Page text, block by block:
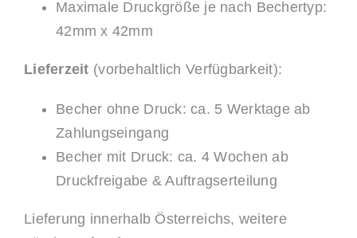
Maximale Druckgröße je nach Bechertyp:
42mm x 42mm
Lieferzeit (vorbehaltlich Verfügbarkeit):
Becher ohne Druck: ca. 5 Werktage ab
Zahlungseingang
Becher mit Druck: ca. 4 Wochen ab
Druckfreigabe & Auftragserteilung
Lieferung innerhalb Österreichs, weitere